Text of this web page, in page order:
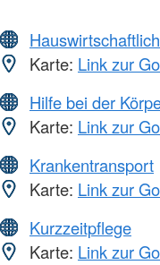
Karte: Link zur
Hilfe bei der
Karte: Link zur
Krankentransport
Karte: Link zur
Kurzzeitpflege
Karte: Link zur